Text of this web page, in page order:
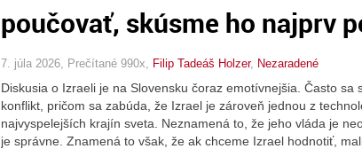
poučovať, skúsme ho najprv
7. júla 2026, Prečítané 990x, Filip Tadeáš Holzer, Nezaradené
Diskusia o Izraeli je na Slovensku čoraz emotívnejšia. Často sa
konflikt, pričom sa zabúda, že Izrael je zároveň jednou z
najvyspelejších krajín sveta. Neznamená to, že jeho vláda je
je správne. Znamená to však, že ak chceme Izrael hodnotiť,